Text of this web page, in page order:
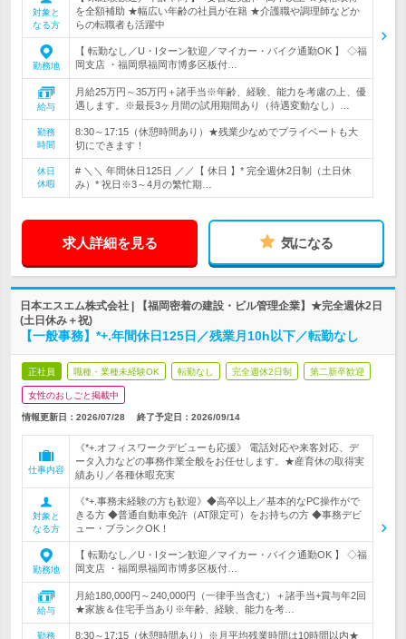
対象と
なる方
を全額補助 ★幅広い年齢の社員が在籍 ★介護職や調理師などか
らの転職者も活躍中
勤務地
【 転勤なし／U・Iターン歓迎／マイカー・バイク通勤OK 】 ◇福
岡支店 ・福岡県福岡市博多区板付…
給与
月給25万円～35万円＋諸手当※年齢、経験、能力を考慮の上、優
遇します。※最長3ヶ月間の試用期間あり（待遇変動なし）…
勤務
時間
8:30～17:15（休憩時間あり）★残業少なめでプライベートも大
切にできます！
休日
休暇
# ＼＼ 年間休日125日 ／／【 休日 】* 完全週休2日制（土日休
み）* 祝日※3～4月の繁忙期…
求人詳細を見る 気になる
日本エスエム株式会社 | 【福岡密着の建設・ビル管理企業】★完全週休2日
(土日休み＋祝)
【一般事務】*+.年間休日125日／残業月10h以下／転勤なし
正社員 職種・業種未経験OK 転勤なし 完全週休2日制 第二新卒歓迎
女性のおしごと掲載中
情報更新日：2026/07/28 終了予定日： 2026/09/14
仕事内容
《*+.オフィスワークデビューも応援》 電話対応や来客対応、デ
ータ入力などの事務作業全般をお任せします。★産育休の取得実
績あり／各種休暇充実
対象と
なる方
《*+.事務未経験の方も歓迎》◆高卒以上／基本的なPC操作がで
きる方 ◆普通自動車免許（AT限定可）をお持ちの方 ◆事務デビ
ュー・ブランクOK！
勤務地
【 転勤なし／U・Iターン歓迎／マイカー・バイク通勤OK 】 ◇福
岡支店 ・福岡県福岡市博多区板付…
給与
月給180,000円～240,000円（一律手当含む）＋諸手当+賞与年2回
★家族＆住宅手当あり※年齢、経験、能力を考…
勤務
8:30～17:15（休憩時間あり）※月平均残業時間は10時間以内★